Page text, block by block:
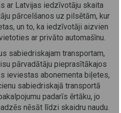
ar Latvijas iedzīvotāju skaita
pārcelšanos uz pilsētām, kur
un to, ka iedzīvotāji aizvien
ar privāto automašīnu.
sabiedriskajam transportam,
pārvadātāju pieprasītākajos
ieviestas abonementa biļetes,
sabiedriskajā transportā
padarīs ērtāku, jo
nēsāt līdzi skaidru naudu.